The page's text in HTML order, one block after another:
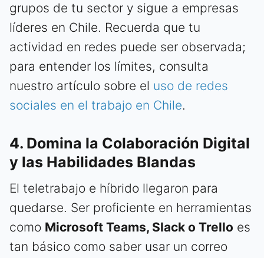
grupos de tu sector y sigue a empresas
líderes en Chile. Recuerda que tu
actividad en redes puede ser observada;
para entender los límites, consulta
nuestro artículo sobre el uso de redes
sociales en el trabajo en Chile.
4. Domina la Colaboración Digital
y las Habilidades Blandas
El teletrabajo e híbrido llegaron para
quedarse. Ser proficiente en herramientas
como Microsoft Teams, Slack o Trello es
tan básico como saber usar un correo